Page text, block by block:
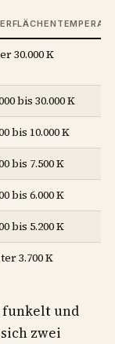
30.000 K
bis 30.000 K
bis 10.000 K
bis 7.500 K
bis 6.000 K
bis 5.200 K
3.700 K
funkelt und
zwei